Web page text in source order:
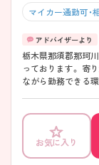
マイカー通勤可・
栃木県那須郡那珂
っております。 寄
ながら勤務できる
年始休暇の取得が
面でも安心です。
いませ♪
お気に入り